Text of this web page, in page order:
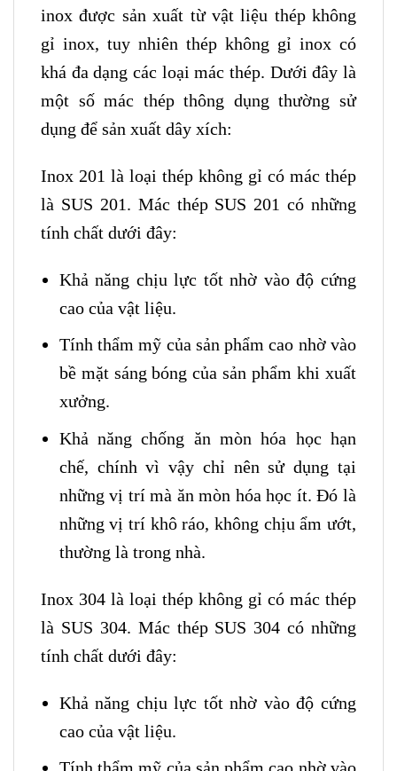
inox được sản xuất từ vật liệu thép không
gỉ inox, tuy nhiên thép không gỉ inox có
khá đa dạng các loại mác thép. Dưới đây là
một số mác thép thông dụng thường sử
dụng để sản xuất dây xích:
Inox 201 là loại thép không gỉ có mác thép
là SUS 201. Mác thép SUS 201 có những
tính chất dưới đây:
Khả năng chịu lực tốt nhờ vào độ cứng
cao của vật liệu.
Tính thẩm mỹ của sản phẩm cao nhờ vào
bề mặt sáng bóng của sản phẩm khi xuất
xưởng.
Khả năng chống ăn mòn hóa học hạn
chế, chính vì vậy chỉ nên sử dụng tại
những vị trí mà ăn mòn hóa học ít. Đó là
những vị trí khô ráo, không chịu ẩm ướt,
thường là trong nhà.
Inox 304 là loại thép không gỉ có mác thép
là SUS 304. Mác thép SUS 304 có những
tính chất dưới đây:
Khả năng chịu lực tốt nhờ vào độ cứng
cao của vật liệu.